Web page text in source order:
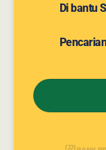
Di bantu